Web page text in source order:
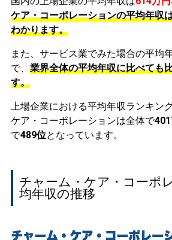
ケア・コーポレーションの平均年収
わかります。
また、サービス業でみた場合の平均
で、 業界全体の平均年収に比べても
す。
上場企業における平均年収ランキン
ケア・コーポレーションは全体で
で489位となっています。
チャーム・ケア・コーポ
均年収の推移